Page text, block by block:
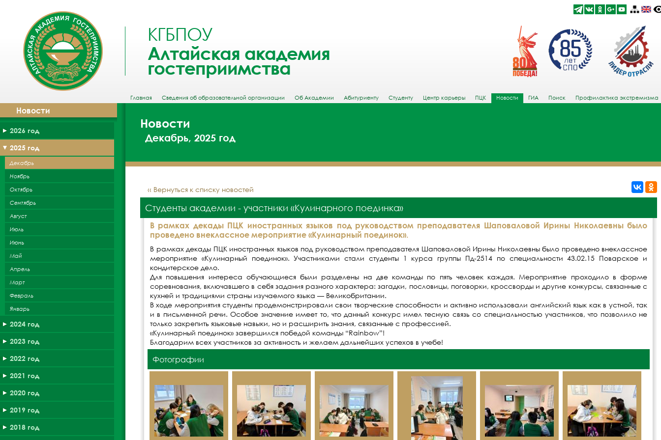
КГБПОУ
Алтайская академия
гостеприимства
Главная Сведения об образовательной организации Об Академии Абитуриенту Студенту Центр карьеры ПЦК Новости ГИА Поиск Профилактика экстремизма
Новости
2026 год
2025 год
Декабрь
Ноябрь
Октябрь
Сентябрь
Август
Июль
Июнь
Май
Апрель
Март
Февраль
Январь
2024 год
2023 год
2022 год
2021 год
2020 год
2019 год
2018 год
Новости
Декабрь, 2025 год
‹‹ Вернуться к списку новостей
Студенты академии - участники «Кулинарного поединка»
В рамках декады ПЦК иностранных языков под руководством преподавателя Шаповаловой Ирины Николаевны было
проведено внеклассное мероприятие «Кулинарный поединок».
В рамках декады ПЦК иностранных языков под руководством преподавателя Шаповаловой Ирины Николаевны было проведено внеклассное
мероприятие «Кулинарный поединок». Участниками стали студенты 1 курса группы Пд-2514 по специальности 43.02.15 Поварское и
кондитерское дело.
Для повышения интереса обучающиеся были разделены на две команды по пять человек каждая. Мероприятие проходило в форме
соревнования, включавшего в себя задания разного характера: загадки, пословицы, поговорки, кроссворды и другие конкурсы, связанные с
кухней и традициями страны изучаемого языка — Великобритании.
В ходе мероприятия студенты продемонстрировали свои творческие способности и активно использовали английский язык как в устной, так
и в письменной речи. Особое значение имеет то, что данный конкурс имел тесную связь со специальностью участников, что позволило не
только закрепить языковые навыки, но и расширить знания, связанные с профессией.
«Кулинарный поединок» завершился победой команды “Rainbow”!
Благодарим всех участников за активность и желаем дальнейших успехов в учебе!
Фотографии